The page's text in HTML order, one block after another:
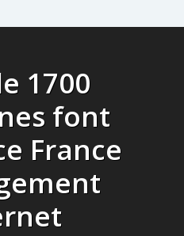
1700
font
France